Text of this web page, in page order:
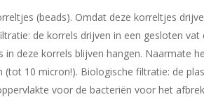
(beads). Omdat deze korreltjes
de korrels drijven in een gesloten
deze korrels blijven hangen.
10 micron!). Biologische filtratie: de
voor de bacteriën voor het